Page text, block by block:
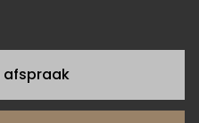
afspraak